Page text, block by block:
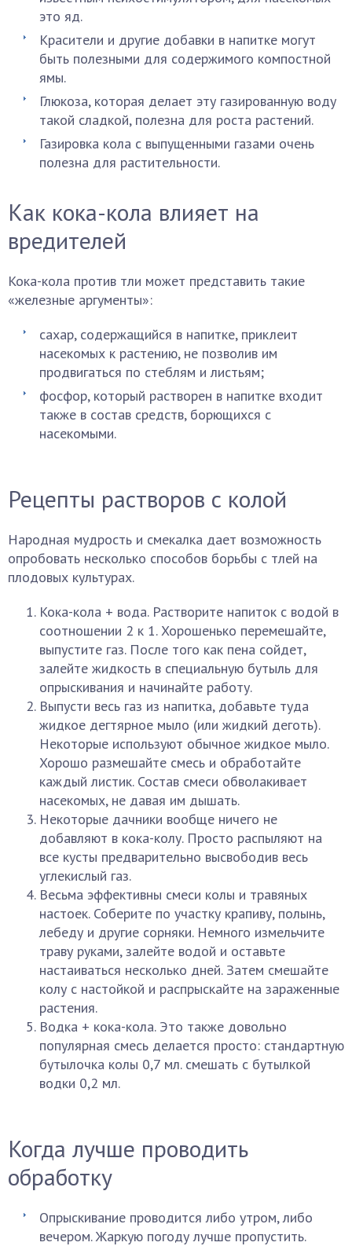
это яд.
Красители и другие добавки в напитке могут
быть полезными для содержимого компостной
ямы.
Глюкоза, которая делает эту газированную воду
такой сладкой, полезна для роста растений.
Газировка кола с выпущенными газами очень
полезна для растительности.
Как кока-кола влияет на
вредителей
Кока-кола против тли может представить такие
«железные аргументы»:
сахар, содержащийся в напитке, приклеит
насекомых к растению, не позволив им
продвигаться по стеблям и листьям;
фосфор, который растворен в напитке входит
также в состав средств, борющихся с
насекомыми.
Рецепты растворов с колой
Народная мудрость и смекалка дает возможность
опробовать несколько способов борьбы с тлей на
плодовых культурах.
Кока-кола + вода. Растворите напиток с водой в
соотношении 2 к 1. Хорошенько перемешайте,
выпустите газ. После того как пена сойдет,
залейте жидкость в специальную бутыль для
опрыскивания и начинайте работу.
Выпусти весь газ из напитка, добавьте туда
жидкое дегтярное мыло (или жидкий деготь).
Некоторые используют обычное жидкое мыло.
Хорошо размешайте смесь и обработайте
каждый листик. Состав смеси обволакивает
насекомых, не давая им дышать.
Некоторые дачники вообще ничего не
добавляют в кока-колу. Просто распыляют на
все кусты предварительно высвободив весь
углекислый газ.
Весьма эффективны смеси колы и травяных
настоек. Соберите по участку крапиву, полынь,
лебеду и другие сорняки. Немного измельчите
траву руками, залейте водой и оставьте
настаиваться несколько дней. Затем смешайте
колу с настойкой и распрыскайте на зараженные
растения.
Водка + кока-кола. Это также довольно
популярная смесь делается просто: стандартную
бутылочка колы 0,7 мл. смешать с бутылкой
водки 0,2 мл.
Когда лучше проводить
обработку
Опрыскивание проводится либо утром, либо
вечером. Жаркую погоду лучше пропустить.